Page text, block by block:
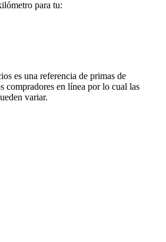
para tu:
es una referencia de primas de
compradores en línea por lo cual las
variar.